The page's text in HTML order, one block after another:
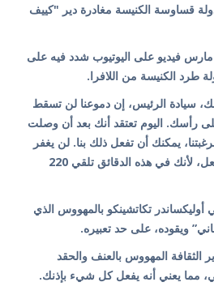
قساوسة الكنيسة مغادرة دير "كييف
الأربعاء 29 آذار/ مارس فيديو على اليوتيوب شدد فيه على
طرد الكنيسة من اللافرا.
سيادة الرئيس، إن دموعنا لن تسقط
رأسك. اليوم تعتقد أنك بعد أن وصلت
يمكنك أن تفعل ذلك بنا. لن يغفر
الرب لك ولا لعائلتك هذا الفعل، لأنك في هذه الدقائق تلقي 220
أوليكساندر تكاتشينكو بالمهووس الذي
ويقوده، على حد تعبيره.
المهووس بالعنف والحقد
مما يعني أنه يفعل كل شيء بإذنك.